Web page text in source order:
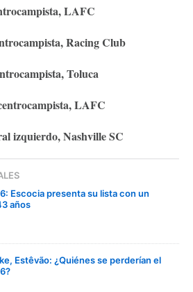
LAFC
Racing Club
Toluca
LAFC
izquierdo, Nashville SC
Escocia presenta su lista con un
años
Estêvão: ¿Quiénes se perderían el